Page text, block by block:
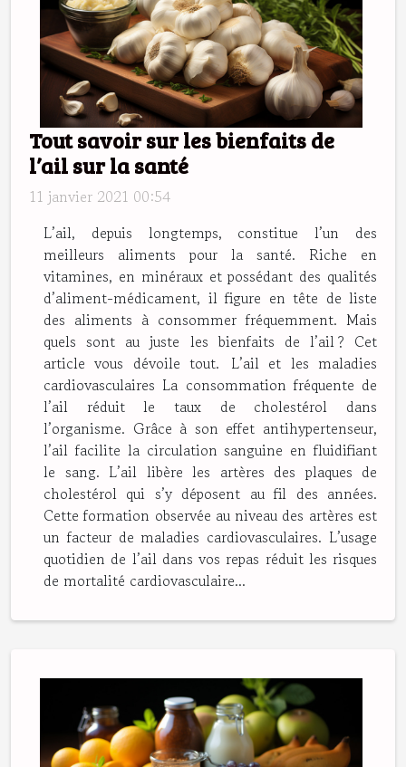
Tout savoir sur les bienfaits de
l’ail sur la santé
11 janvier 2021 00:54
L’ail, depuis longtemps, constitue l’un des
meilleurs aliments pour la santé. Riche en
vitamines, en minéraux et possédant des qualités
d’aliment-médicament, il figure en tête de liste
des aliments à consommer fréquemment. Mais
quels sont au juste les bienfaits de l’ail ? Cet
article vous dévoile tout. L’ail et les maladies
cardiovasculaires La consommation fréquente de
l’ail réduit le taux de cholestérol dans
l’organisme. Grâce à son effet antihypertenseur,
l’ail facilite la circulation sanguine en fluidifiant
le sang. L’ail libère les artères des plaques de
cholestérol qui s’y déposent au fil des années.
Cette formation observée au niveau des artères est
un facteur de maladies cardiovasculaires. L’usage
quotidien de l’ail dans vos repas réduit les risques
de mortalité cardiovasculaire...